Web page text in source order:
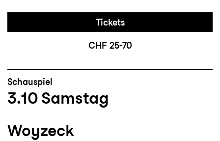
Tickets
CHF 25-70
Schauspiel
3.10 Samstag
Woyzeck